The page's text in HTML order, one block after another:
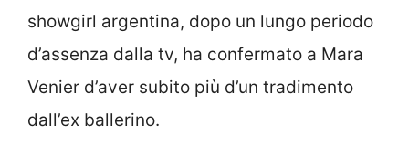
showgirl argentina, dopo un lungo periodo
d’assenza dalla tv, ha confermato a Mara
Venier d’aver subito più d’un tradimento
dall’ex ballerino.